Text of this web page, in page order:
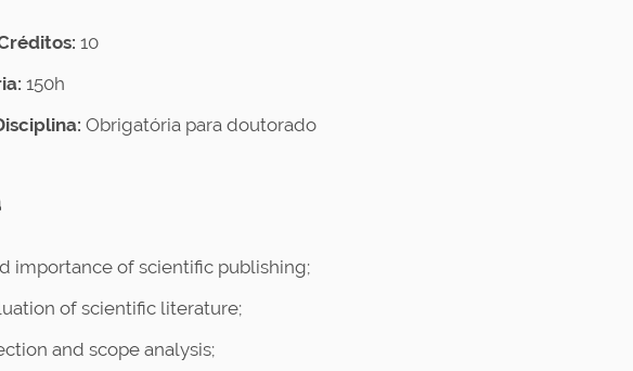
10
150h
Obrigatória para doutorado
importance of scientific publishing;
of scientific literature;
and scope analysis;